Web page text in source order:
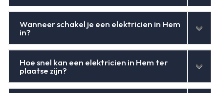
Wanneer schakel je een elektricien in Hem
in?
Hoe snel kan een elektricien in Hem ter
plaatse zijn?